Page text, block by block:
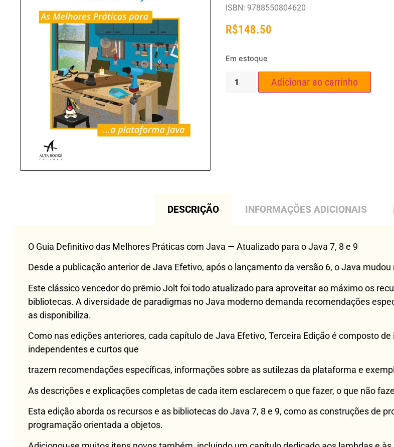
ISBN: 9788550804620
R$148.50
Em estoque
Adicionar ao carrinho
DESCRIÇÃO INFORMAÇÕES ADICIONAIS
O Guia Definitivo das Melhores Práticas com Java — Atualizado para o Java 7, 8 e 9
Desde a publicação anterior de Java Efetivo, após o lançamento da versão 6, o Java
Este clássico vencedor do prêmio Jolt foi todo atualizado para aproveitar ao máximo os
bibliotecas. A diversidade de paradigmas no Java moderno demanda recomendações
as disponibiliza.
Como nas edições anteriores, cada capítulo de Java Efetivo, Terceira Edição é composto
independentes e curtos que
trazem recomendações específicas, informações sobre as sutilezas da plataforma e
As descrições e explicações completas de cada item esclarecem o que fazer, o que não
Esta edição aborda os recursos e as bibliotecas do Java 7, 8 e 9, como as construções de
programação orientada a objetos.